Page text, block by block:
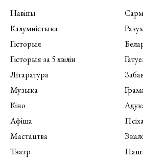
Навіны
Калумністыка
Гісторыя
Гісторыя за 5 хвілін
Літаратура
Музыка
Кіно
Афіша
Мастацтва
Тэатр